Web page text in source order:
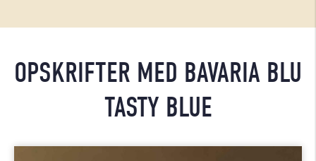
OPSKRIFTER MED BAVARIA BLU
TASTY BLUE